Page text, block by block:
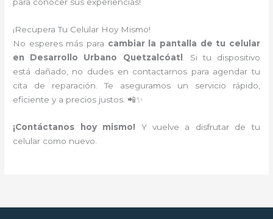
para conocer sus experiencias!
¡Recupera Tu Celular Hoy Mismo!
No esperes más para cambiar la pantalla de tu celular
en Desarrollo Urbano Quetzalcóatl . Si tu dispositivo
está dañado, no dudes en contactarnos para agendar tu
cita de reparación. Te aseguramos un servicio rápido,
eficiente y a precios justos. 📲✨
¡Contáctanos hoy mismo! Y vuelve a disfrutar de tu
celular como nuevo.